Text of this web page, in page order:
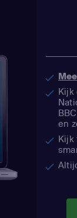
Kijk
en
Kijk